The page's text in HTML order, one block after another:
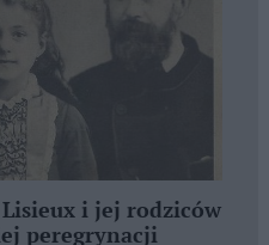
Lisieux i jej rodziców
peregrynacji